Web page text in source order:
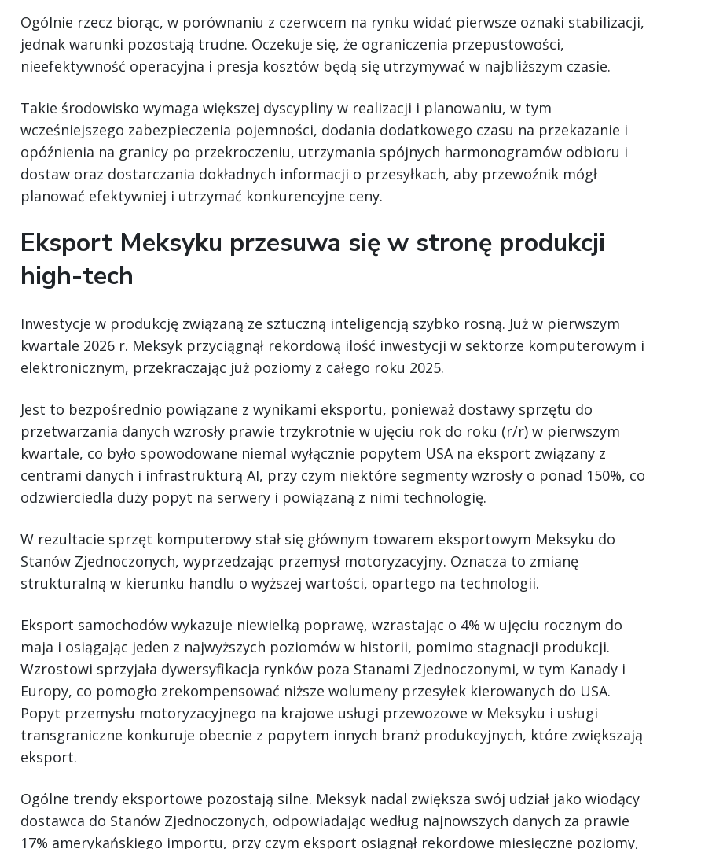
Ogólnie rzecz biorąc, w porównaniu z czerwcem na rynku widać pierwsze oznaki stabilizacji,
jednak warunki pozostają trudne. Oczekuje się, że ograniczenia przepustowości,
nieefektywność operacyjna i presja kosztów będą się utrzymywać w najbliższym czasie.
Takie środowisko wymaga większej dyscypliny w realizacji i planowaniu, w tym
wcześniejszego zabezpieczenia pojemności, dodania dodatkowego czasu na przekazanie i
opóźnienia na granicy po przekroczeniu, utrzymania spójnych harmonogramów odbioru i
dostaw oraz dostarczania dokładnych informacji o przesyłkach, aby przewoźnik mógł
planować efektywniej i utrzymać konkurencyjne ceny.
Eksport Meksyku przesuwa się w stronę produkcji
high-tech
Inwestycje w produkcję związaną ze sztuczną inteligencją szybko rosną. Już w pierwszym
kwartale 2026 r. Meksyk przyciągnął rekordową ilość inwestycji w sektorze komputerowym i
elektronicznym, przekraczając już poziomy z całego roku 2025.
Jest to bezpośrednio powiązane z wynikami eksportu, ponieważ dostawy sprzętu do
przetwarzania danych wzrosły prawie trzykrotnie w ujęciu rok do roku (r/r) w pierwszym
kwartale, co było spowodowane niemal wyłącznie popytem USA na eksport związany z
centrami danych i infrastrukturą AI, przy czym niektóre segmenty wzrosły o ponad 150%, co
odzwierciedla duży popyt na serwery i powiązaną z nimi technologię.
W rezultacie sprzęt komputerowy stał się głównym towarem eksportowym Meksyku do
Stanów Zjednoczonych, wyprzedzając przemysł motoryzacyjny. Oznacza to zmianę
strukturalną w kierunku handlu o wyższej wartości, opartego na technologii.
Eksport samochodów wykazuje niewielką poprawę, wzrastając o 4% w ujęciu rocznym do
maja i osiągając jeden z najwyższych poziomów w historii, pomimo stagnacji produkcji.
Wzrostowi sprzyjała dywersyfikacja rynków poza Stanami Zjednoczonymi, w tym Kanady i
Europy, co pomogło zrekompensować niższe wolumeny przesyłek kierowanych do USA.
Popyt przemysłu motoryzacyjnego na krajowe usługi przewozowe w Meksyku i usługi
transgraniczne konkuruje obecnie z popytem innych branż produkcyjnych, które zwiększają
eksport.
Ogólne trendy eksportowe pozostają silne. Meksyk nadal zwiększa swój udział jako wiodący
dostawca do Stanów Zjednoczonych, odpowiadając według najnowszych danych za prawie
17% amerykańskiego importu, przy czym eksport osiągnął rekordowe miesięczne poziomy,